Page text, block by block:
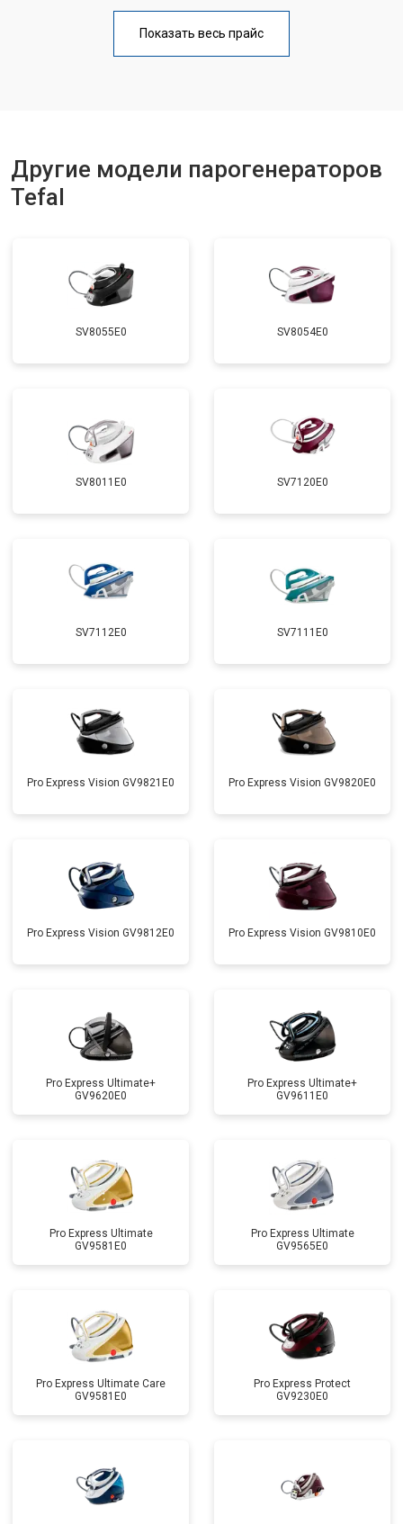
Замена клапана давления от 5850 ₽
Показать весь прайс
Другие модели парогенераторов
Tefal
SV8055E0 SV8054E0
SV8011E0 SV7120E0
SV7112E0 SV7111E0
Pro Express Vision GV9821E0 Pro Express Vision GV9820E0
Pro Express Vision GV9812E0 Pro Express Vision GV9810E0
Pro Express Ultimate+
GV9620E0
Pro Express Ultimate+
GV9611E0
Pro Express Ultimate
GV9581E0
Pro Express Ultimate
GV9565E0
Pro Express Ultimate Care
GV9581E0
Pro Express Protect
GV9230E0